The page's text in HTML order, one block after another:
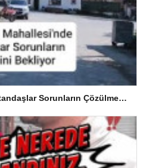
Hacımaşlı Mahallesi’nde Vatandaşlar Sorunların Çözülmesini Bekliyor